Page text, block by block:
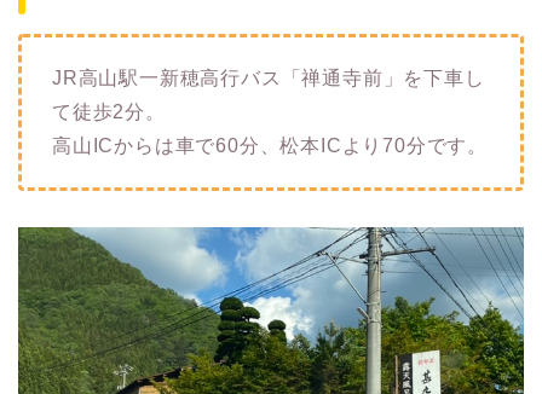
JR高山駅一新穂高行バス「禅通寺前」を下車し
て徒歩2分。
高山ICからは車で60分、松本ICより70分です。